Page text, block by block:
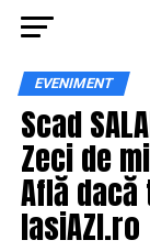
EVENIMENT
Scad
Zeci de
Află
IasiAZI.ro